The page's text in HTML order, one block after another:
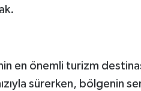
en önemli turizm
sürerken, bölgenin